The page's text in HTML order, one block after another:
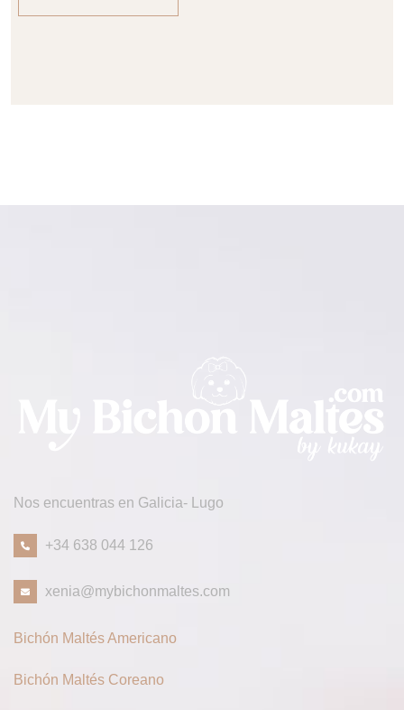
Nos encuentras en Galicia- Lugo
+34 638 044 126
xenia@mybichonmaltes.com
Bichón Maltés Americano
Bichón Maltés Coreano